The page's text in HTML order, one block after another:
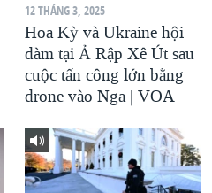
12 THÁNG 3, 2025
Hoa Kỳ và Ukraine hội
đàm tại Ả Rập Xê Út sau
cuộc tấn công lớn bằng
drone vào Nga | VOA